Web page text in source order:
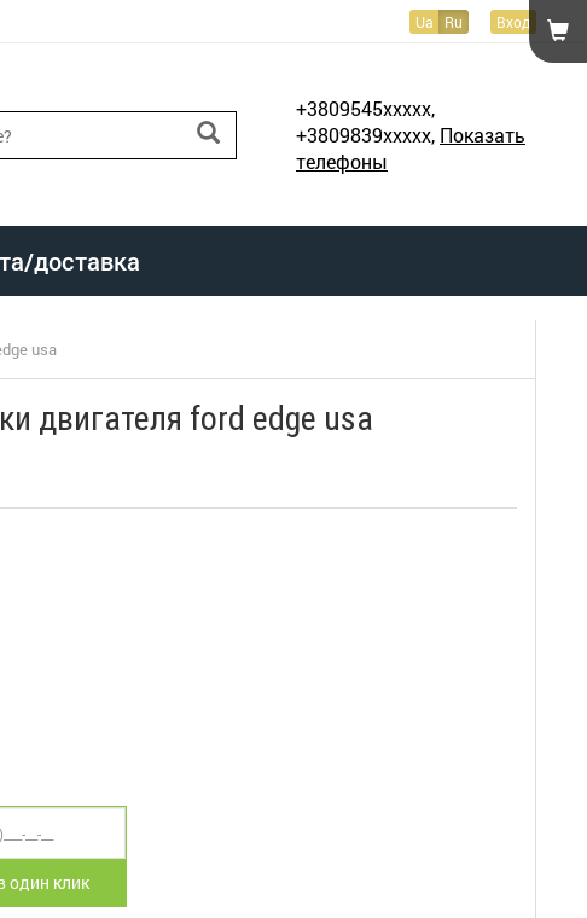
Ua Ru Вход
+3809545xxxxx,
+3809839xxxxx, Показать
телефоны
доставка
usa
двигателя ford edge usa
один клик